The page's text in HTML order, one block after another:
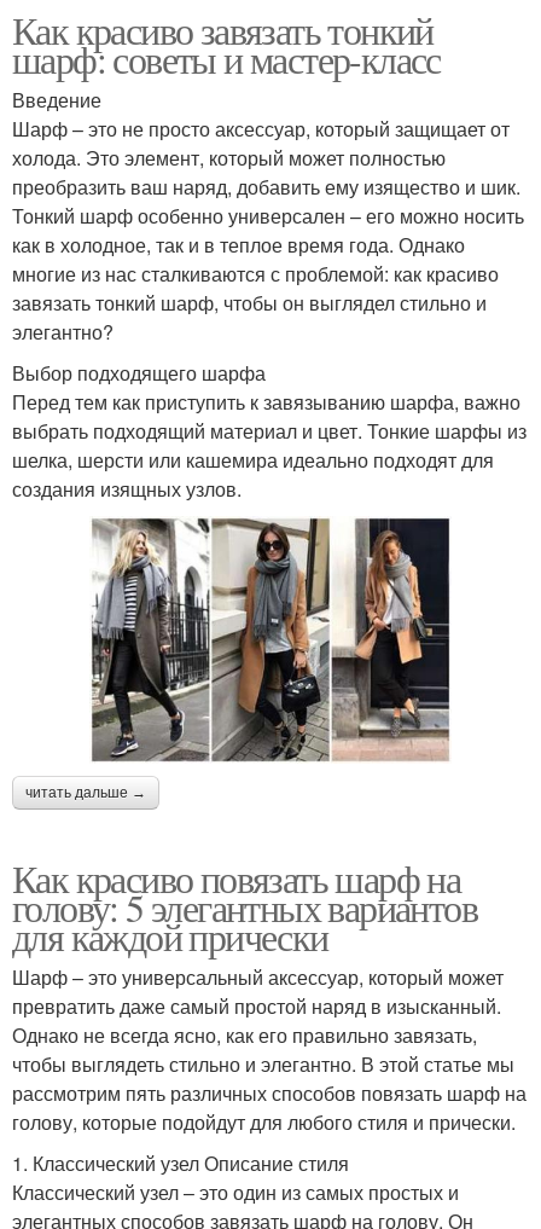
Как красиво завязать тонкий
шарф: советы и мастер-класс
Введение
Шарф – это не просто аксессуар, который защищает от
холода. Это элемент, который может полностью
преобразить ваш наряд, добавить ему изящество и шик.
Тонкий шарф особенно универсален – его можно носить
как в холодное, так и в теплое время года. Однако
многие из нас сталкиваются с проблемой: как красиво
завязать тонкий шарф, чтобы он выглядел стильно и
элегантно?
Выбор подходящего шарфа
Перед тем как приступить к завязыванию шарфа, важно
выбрать подходящий материал и цвет. Тонкие шарфы из
шелка, шерсти или кашемира идеально подходят для
создания изящных узлов.
читать дальше →
Как красиво повязать шарф на
голову: 5 элегантных вариантов
для каждой прически
Шарф – это универсальный аксессуар, который может
превратить даже самый простой наряд в изысканный.
Однако не всегда ясно, как его правильно завязать,
чтобы выглядеть стильно и элегантно. В этой статье мы
рассмотрим пять различных способов повязать шарф на
голову, которые подойдут для любого стиля и прически.
1. Классический узел Описание стиля
Классический узел – это один из самых простых и
элегантных способов завязать шарф на голову. Он